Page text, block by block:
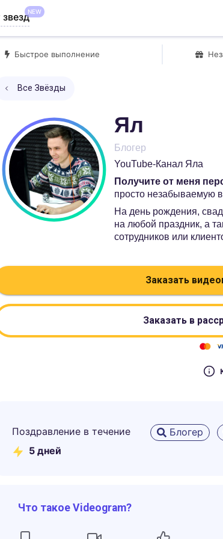
NEW
Быстрое выполнение
Все Звёзды
Ял
Блогер
YouTube-Канал Яла
Получите от меня
просто незабываемую
На день рождения,
на любой праздник, а
сотрудников или
Заказать
Заказать в
Поздравление в течение
5 дней
Блогер
Что такое Videogram?